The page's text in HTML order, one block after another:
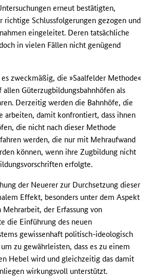
erneut bestätigten,
richtige Schlussfolgerungen gezogen und
eingeleitet. Deren tatsächliche
in vielen Fällen nicht genügend
zweckmäßig, die »Saalfelder Methode«
Güterzugbildungsbahnhöfen als
Derzeitig werden die Bahnhöfe, die
arbeiten, damit konfrontiert, dass ihnen
die nicht nach dieser Methode
werden, die nur mit Mehraufwand
können, wenn ihre Zugbildung nicht
erfolgte.
der Neuerer zur Durchsetzung dieser
Effekt, besonders unter dem Aspekt
der Erfassung von
die Einführung des neuen
gewissenhaft politisch-ideologisch
zu gewährleisten, dass es zu einem
Hebel wird und gleichzeitig das damit
wirkungsvoll unterstützt.